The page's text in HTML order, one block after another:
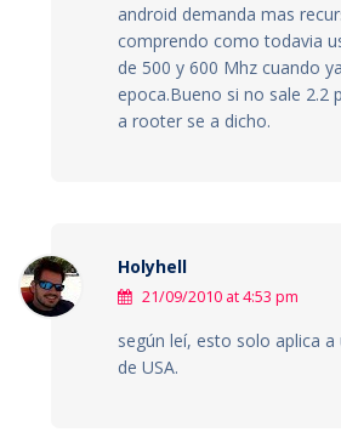
android demanda mas
comprendo como todavia
de 500 y 600 Mhz cuando
epoca.Bueno si no sale 2.2
a rooter se a dicho.
Holyhell
21/09/2010 at 4:53 pm
según leí, esto solo aplica
de USA.